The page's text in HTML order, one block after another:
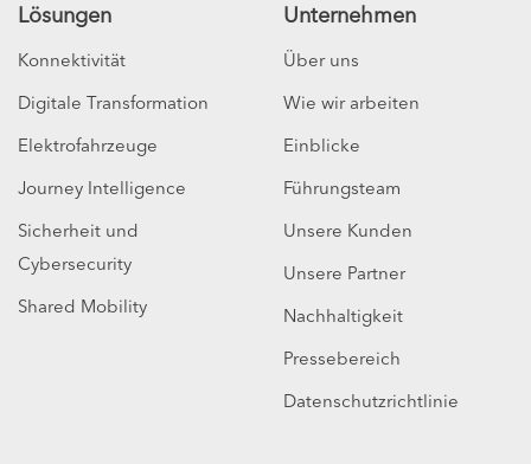
Lösungen
Konnektivität
Digitale Transformation
Elektrofahrzeuge
Journey Intelligence
Sicherheit und
Cybersecurity
Shared Mobility
Unternehmen
Über uns
Wie wir arbeiten
Einblicke
Führungsteam
Unsere Kunden
Unsere Partner
Nachhaltigkeit
Pressebereich
Datenschutzrichtlinie